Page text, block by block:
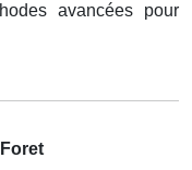
avancées pour